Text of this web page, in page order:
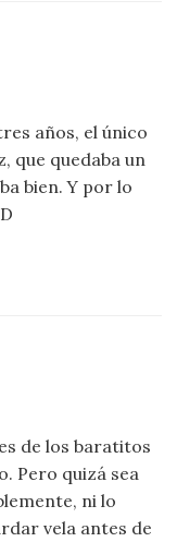
años, el único
que quedaba un
bien. Y por lo
de los baratitos
Pero quizá sea
ni lo
vela antes de